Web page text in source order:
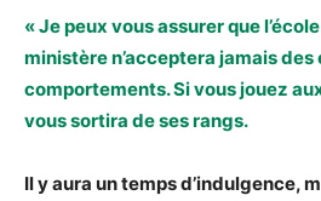
« Je peux vous assurer que
ministère n’acceptera jamais des
comportements. Si vous jouez
vous sortira de ses rangs.
Il y aura un temps d’indulgence,